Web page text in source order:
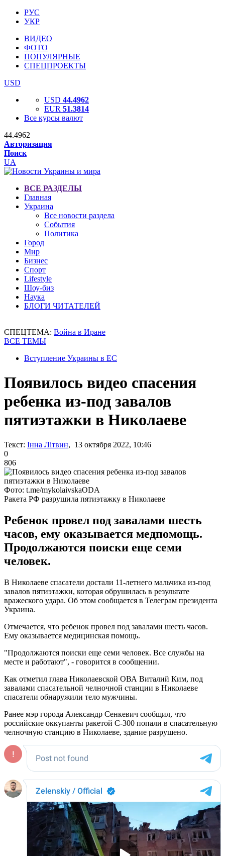
РУС
УКР
ВИДЕО
ФОТО
ПОПУЛЯРНЫЕ
СПЕЦПРОЕКТЫ
USD
USD 44.4962
EUR 51.3814
Все курсы валют
44.4962
Авторизация
Поиск
UA
ВСЕ РАЗДЕЛЫ
Главная
Украина
Все новости раздела
События
Политика
Город
Мир
Бизнес
Спорт
Lifestyle
Шоу-биз
Наука
БЛОГИ ЧИТАТЕЛЕЙ
СПЕЦТЕМА: Война в Иране
ВСЕ ТЕМЫ
Вступление Украины в ЕС
Появилось видео спасения
ребенка из-под завалов
пятиэтажки в Николаеве
Текст: Інна Літвин, 13 октября 2022, 10:46
0
806
Фото: t.me/mykolaivskaODA
Ракета РФ разрушила пятиэтажку в Николаеве
Ребенок провел под завалами шесть
часов, ему оказывается медпомощь.
Продолжаются поиски еще семи
человек.
В Николаеве спасатели достали 11-летнего мальчика из-под
завалов пятиэтажки, которая обрушилась в результате
вражеского удара. Об этом сообщается в Телеграм президента
Украина.
Отмечается, что ребенок провел под завалами шесть часов.
Ему оказывается медицинская помощь.
"Продолжаются поиски еще семи человек. Все службы на
месте и работают", - говорится в сообщении.
Как отметил глава Николаевской ОВА Виталий Ким, под
завалами спасательной челночной станции в Николаеве
спасатели обнаружили тело мужчины.
Ранее мэр города Александр Сенкевич сообщил, что
российские оккупанты ракетой С-300 попали в спасательную
челночную станцию в Николаеве, здание разрушено.